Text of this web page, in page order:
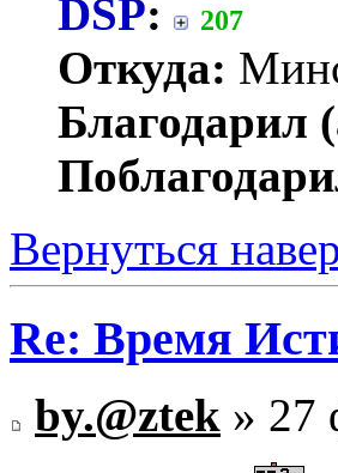
DSP: 207
Откуда:
Благодарил
Вернуться
Re: Время
by.@ztek » 27